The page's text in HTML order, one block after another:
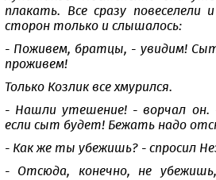
плакать. Все сразу повеселели
сторон только и слышалось:
- Поживем, братцы, - увидим!
проживем!
Только Козлик все хмурился.
- Нашли утешение! - ворчал он.
если сыт будет! Бежать надо
- Как же ты убежишь? - спросил
- Отсюда, конечно, не